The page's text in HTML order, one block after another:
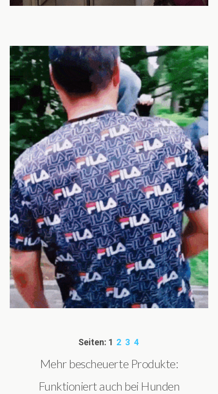
Seiten: 1 2 3 4
Mehr bescheuerte Produkte:
Funktioniert auch bei Hunden